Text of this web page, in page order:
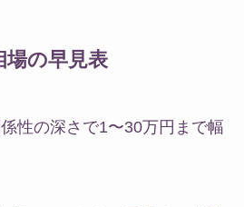
場の早見表
性の深さで1〜30万円まで幅